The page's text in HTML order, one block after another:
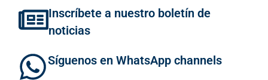
Inscríbete a nuestro boletín de
noticias
Síguenos en WhatsApp channels